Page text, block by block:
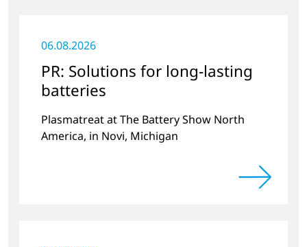
06.08.2026
PR: Solutions for long-lasting
batteries
Plasmatreat at The Battery Show North
America, in Novi, Michigan